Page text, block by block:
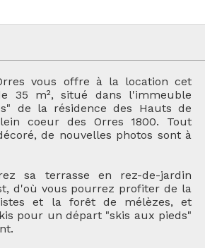
vous offre à la location cet
35 m², situé dans l'immeuble
de la résidence des Hauts de
coeur des Orres 1800. Tout
de nouvelles photos sont à
sa terrasse en rez-de-jardin
d'où vous pourrez profiter de la
et la forêt de mélèzes, et
pour un départ "skis aux pieds"